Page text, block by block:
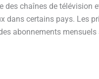
des chaînes de
dans certains pays. Les
abonnements